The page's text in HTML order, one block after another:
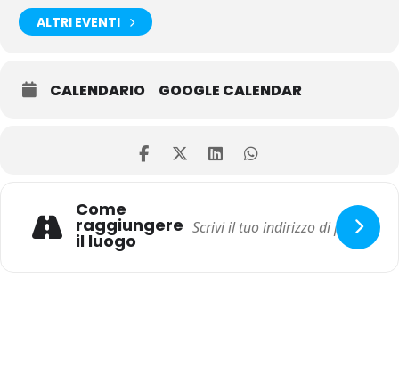
ALTRI EVENTI
CALENDARIO GOOGLE CALENDAR
Come
raggiungere
il luogo